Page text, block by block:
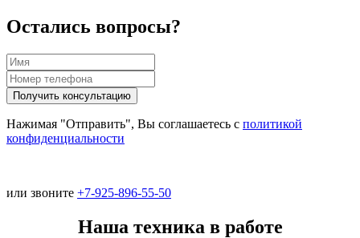
Остались вопросы?
Нажимая "Отправить", Вы соглашаетесь с политикой
конфиденциальности
или звоните +7-925-896-55-50
Наша техника в работе